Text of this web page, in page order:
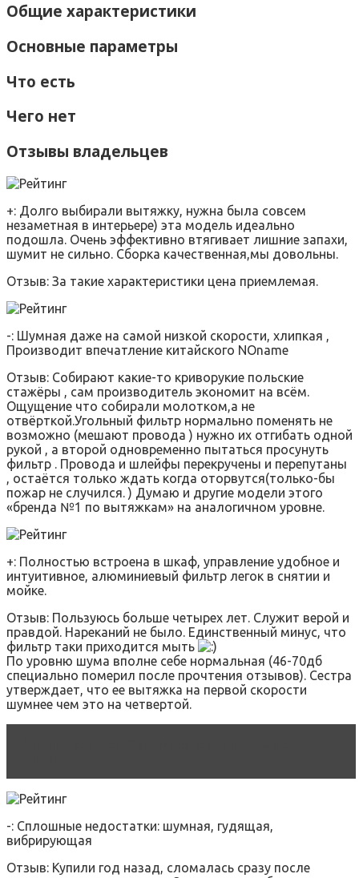
Общие характеристики
Основные параметры
Что есть
Чего нет
Отзывы владельцев
+: Долго выбирали вытяжку, нужна была совсем
незаметная в интерьере) эта модель идеально
подошла. Очень эффективно втягивает лишние запахи,
шумит не сильно. Сборка качественная,мы довольны.
Отзыв: За такие характеристики цена приемлемая.
-: Шумная даже на самой низкой скорости, хлипкая ,
Производит впечатление китайского NOname
Отзыв: Собирают какие-то криворукие польские
стажёры , сам производитель экономит на всём.
Ощущение что собирали молотком,а не
отвёрткой.Угольный фильтр нормально поменять не
возможно (мешают провода ) нужно их отгибать одной
рукой , а второй одновременно пытаться просунуть
фильтр . Провода и шлейфы перекручены и перепутаны
, остаётся только ждать когда оторвутся(только-бы
пожар не случился. ) Думаю и другие модели этого
«бренда №1 по вытяжкам» на аналогичном уровне.
+: Полностью встроена в шкаф, управление удобное и
интуитивное, алюминиевый фильтр легок в снятии и
мойке.
Отзыв: Пользуюсь больше четырех лет. Служит верой и
правдой. Нареканий не было. Единственный минус, что
фильтр таки приходится мыть
По уровню шума вполне себе нормальная (46-70дб
специально померил после прочтения отзывов). Сестра
утверждает, что ее вытяжка на первой скорости
шумнее чем это на четвертой.
-: Сплошные недостатки: шумная, гудящая,
вибрирующая
Отзыв: Купили год назад, сломалась сразу после